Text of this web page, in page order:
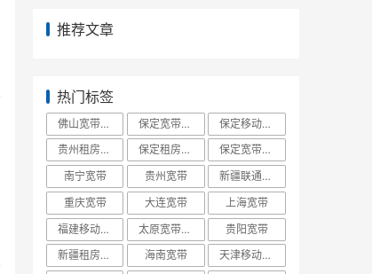
推荐文章
热门标签
佛山宽带报装 保定宽带办理
保定移动宽带
贵州租房宽带
保定租房宽带
保定宽带报装
南宁宽带
贵州宽带
新疆联通宽带
重庆宽带
大连宽带
上海宽带
福建移动宽带
太原宽带办理
贵阳宽带
新疆租房宽带
海南宽带
天津移动宽带